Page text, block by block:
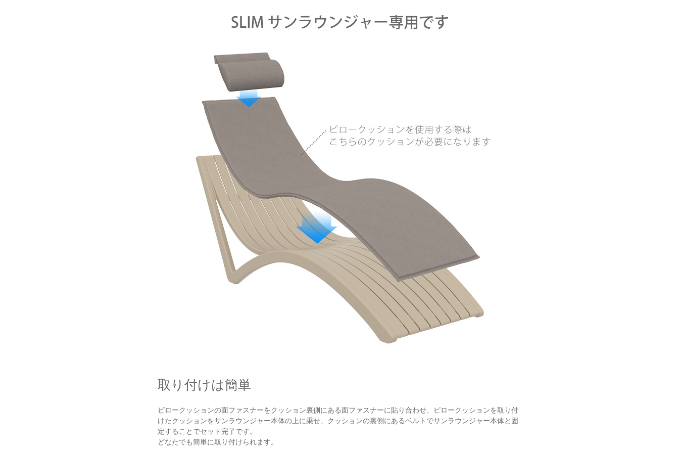
取り付けは簡単
ピロークッションの面ファスナーをクッション裏側にある面ファスナーに貼り合わせ、ピロークッションを取り付
けたクッションをサンラウンジャー本体の上に乗せ、クッションの裏側にあるベルトでサンラウンジャー本体と固
定することでセット完了です。
どなたでも簡単に取り付けられます。